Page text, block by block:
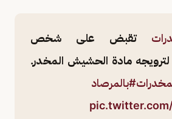
تقبض على شخص
مادة الحشيش المخدر.
#بالمرصاد